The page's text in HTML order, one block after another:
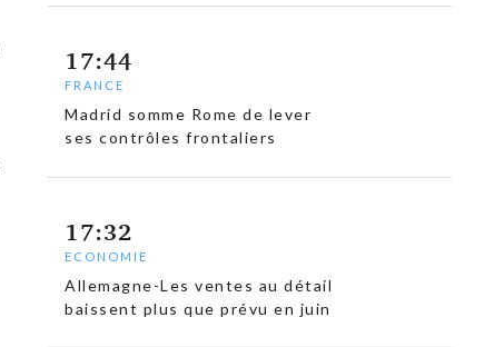
17:44
FRANCE
Madrid somme Rome de lever
ses contrôles frontaliers
17:32
ECONOMIE
Allemagne-Les ventes au détail
baissent plus que prévu en juin